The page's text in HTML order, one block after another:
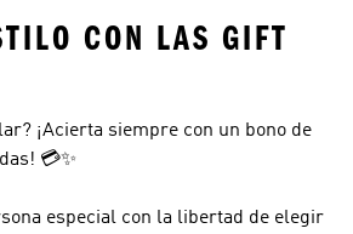
CON LAS GIFT
¡Acierta siempre con un bono de
💳✨
especial con la libertad de elegir